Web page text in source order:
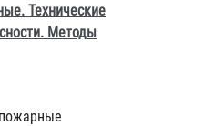
Технические
Методы